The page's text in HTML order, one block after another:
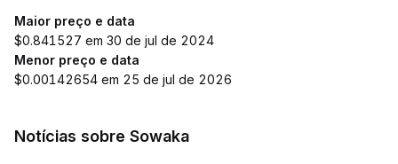
Maior preço e data
$0.841527 em 30 de jul de 2024
Menor preço e data
$0.00142654 em 25 de jul de 2026
Notícias sobre Sowaka